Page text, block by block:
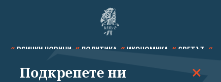
ВСИЧКИ НОВИНИ ПОЛИТИКА ИКОНОМИКА СВЕТЪТ
СПОРТ КУЛТУРА ТЕХНОЛОГИИ КАЛЕЙДОСКОП
Подкрепете ни